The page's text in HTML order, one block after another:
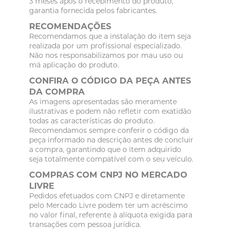
garantia fornecida pelos fabricantes.
RECOMENDAÇÕES
Recomendamos que a instalação do item seja
realizada por um profissional especializado.
Não nos responsabilizamos por mau uso ou
má aplicação do produto.
CONFIRA O CÓDIGO DA PEÇA ANTES
DA COMPRA
As imagens apresentadas são meramente
ilustrativas e podem não refletir com exatidão
todas as características do produto.
Recomendamos sempre conferir o código da
peça informado na descrição antes de concluir
a compra, garantindo que o item adquirido
seja totalmente compatível com o seu veículo.
COMPRAS COM CNPJ NO MERCADO
LIVRE
Pedidos efetuados com CNPJ e diretamente
pelo Mercado Livre podem ter um acréscimo
no valor final, referente à alíquota exigida para
transações com pessoa jurídica.